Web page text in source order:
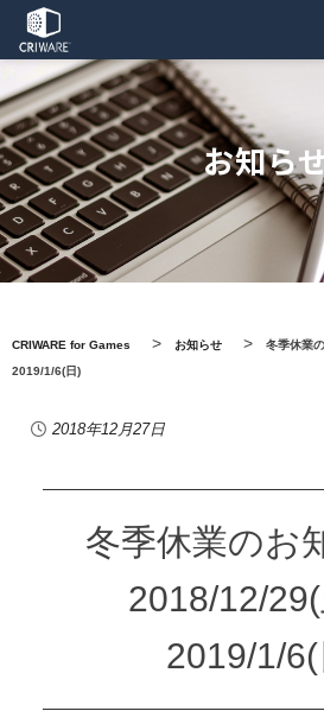
お知ら
CRIWARE for Games > お知らせ >
冬季休業
2019/1/6(日)
2018年12月27日
冬季休業のお
2018/12/29(
2019/1/